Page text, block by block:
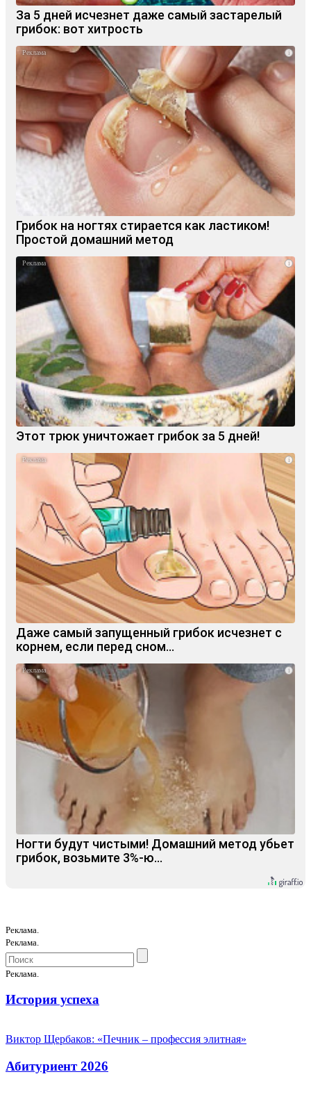
За 5 дней исчезнет даже самый застарелый
грибок: вот хитрость
i
Грибок на ногтях стирается как ластиком!
Простой домашний метод
i
Этот трюк уничтожает грибок за 5 дней!
i
Даже самый запущенный грибок исчезнет с
корнем, если перед сном…
i
Ногти будут чистыми! Домашний метод убьет
грибок, возьмите 3%-ю…
Реклама.
Реклама.
Реклама.
История успеха
Виктор Щербаков: «Печник – профессия элитная»
Абитуриент 2026